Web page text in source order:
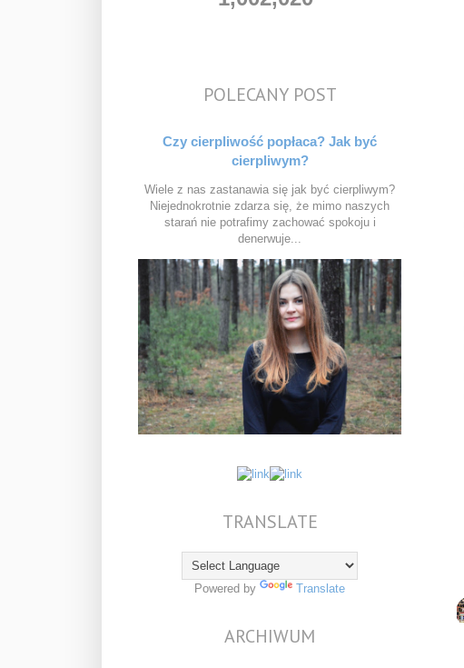
POLECANY POST
Czy cierpliwość popłaca? Jak być
cierpliwym?
Wiele z nas zastanawia się jak być cierpliwym?
Niejednokrotnie zdarza się, że mimo naszych
starań nie potrafimy zachować spokoju i
denerwuje...
TRANSLATE
Powered by Translate
ARCHIWUM